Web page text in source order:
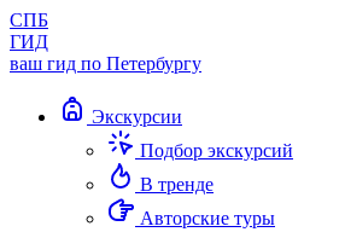
СПБ
ГИД
ваш гид по Петербургу
Экскурсии
Подбор экскурсий
В тренде
Авторские туры